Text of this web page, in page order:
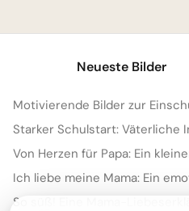
Neueste Bilder